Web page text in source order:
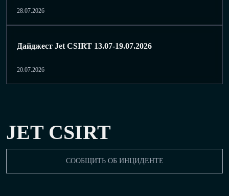
28.07.2026
Дайджест Jet CSIRT 13.07-19.07.2026
20.07.2026
JET CSIRT
СООБЩИТЬ ОБ ИНЦИДЕНТЕ